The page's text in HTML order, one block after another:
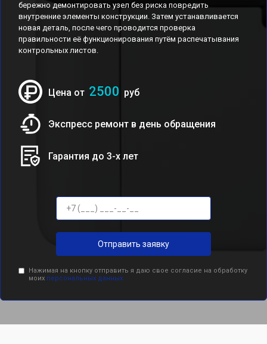
бережно демонтировать узел без риска повредить
внутренние элементы конструкции. Затем устанавливается
новая деталь, после чего проводится проверка
правильности её функционирования путём распечатывания
контрольных листов.
Цена от 2500 руб
Экспресс ремонт в день обращения
Гарантия до 3-х лет
Отправить заявку
Нажимая на кнопку отправить я даю свое согласие на обработку
моих персональных данных.